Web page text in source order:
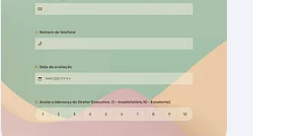
forms.app.